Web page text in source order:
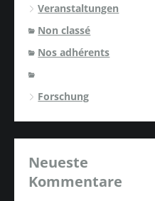
Veranstaltungen
Non classé
Nos adhérents
Forschung
Neueste
Kommentare